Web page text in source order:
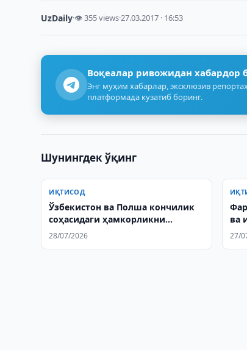
UzDaily·👁 355 views·27.03.2017 · 16:53
Воқеалар ривожидан хабардор
Энг муҳим хабарлар, эксклюзив
платформада кузатиб боринг.
Шунингдек ўқинг
ИҚТИСОД
Ўзбекистон ва Полша кончилик
соҳасидаги ҳамкорликни
муҳокама қилишди
28/07/2026
ва
27/